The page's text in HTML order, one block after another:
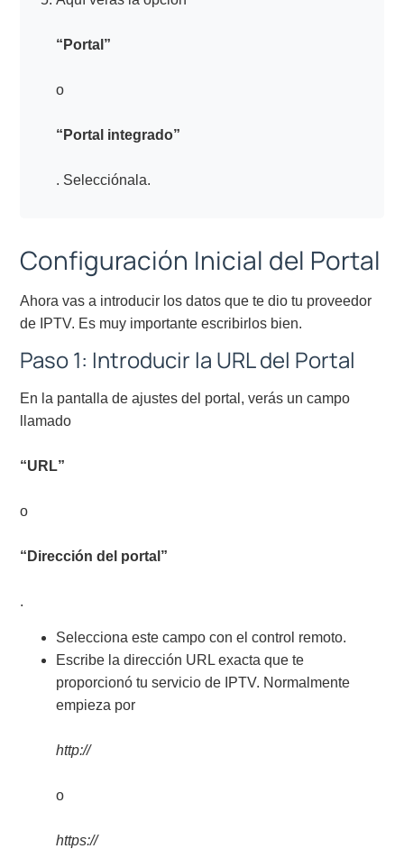
“Portal”
o
“Portal integrado”
. Selecciónala.
Configuración Inicial del Portal
Ahora vas a introducir los datos que te dio tu proveedor
de IPTV. Es muy importante escribirlos bien.
Paso 1: Introducir la URL del Portal
En la pantalla de ajustes del portal, verás un campo
llamado
“URL”
o
“Dirección del portal”
.
Selecciona este campo con el control remoto.
Escribe la dirección URL exacta que te
proporcionó tu servicio de IPTV. Normalmente
empieza por
http://
o
https://